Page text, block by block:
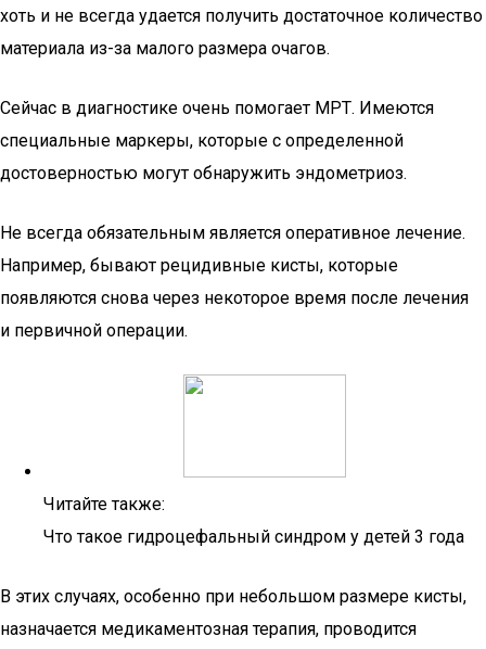
хоть и не всегда удается получить достаточное количество
материала из-за малого размера очагов.
Сейчас в диагностике очень помогает МРТ. Имеются
специальные маркеры, которые с определенной
достоверностью могут обнаружить эндометриоз.
Не всегда обязательным является оперативное лечение.
Например, бывают рецидивные кисты, которые
появляются снова через некоторое время после лечения
и первичной операции.
Читайте также:
Что такое гидроцефальный синдром у детей 3 года
В этих случаях, особенно при небольшом размере кисты,
назначается медикаментозная терапия, проводится